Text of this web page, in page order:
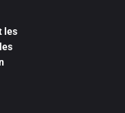
les